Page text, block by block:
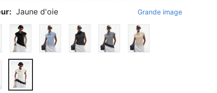
Jaune d'oie Grande image